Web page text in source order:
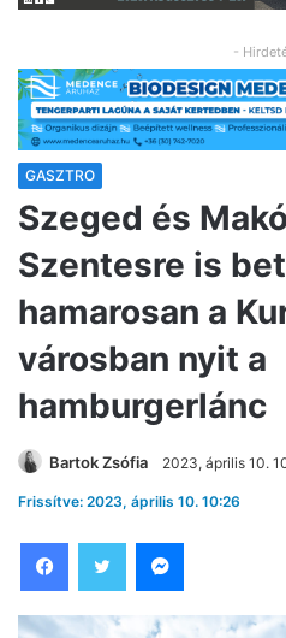
-
GASZTRO
Szeged és
Szentesre is
hamarosan a
városban nyit a
hamburgerlánc
Bartok Zsófia 2023, április 10.
Frissítve: 2023, április 10. 10:26